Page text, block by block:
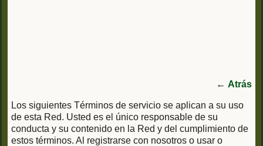
← Atrás
Los siguientes Términos de servicio se aplican a su uso
de esta Red. Usted es el único responsable de su
conducta y su contenido en la Red y del cumplimiento de
estos términos. Al registrarse con nosotros o usar o